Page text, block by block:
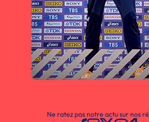
Ne ratez pas notre actu sur nos